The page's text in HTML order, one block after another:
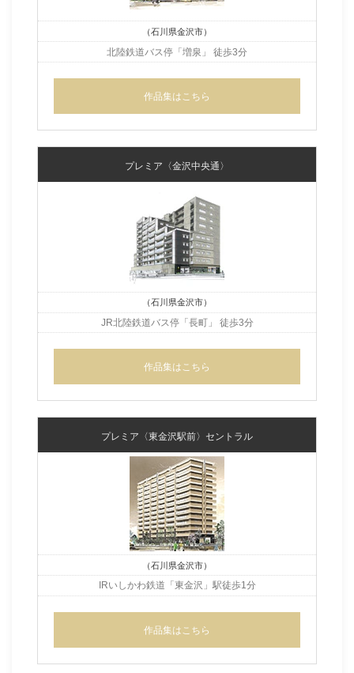
（石川県金沢市）
北陸鉄道バス停「増泉」 徒歩3分
作品集はこちら
プレミア〈金沢中央通〉
（石川県金沢市）
JR北陸鉄道バス停「長町」 徒歩3分
作品集はこちら
プレミア〈東金沢駅前〉セントラル
（石川県金沢市）
IRいしかわ鉄道「東金沢」駅徒歩1分
作品集はこちら